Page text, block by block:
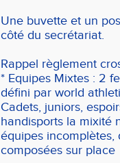
Une buvette et un
côté du secrétariat.
Rappel règlement
* Equipes Mixtes : 2
défini par world
Cadets, juniors,
handisports la mixité
équipes
composées sur place